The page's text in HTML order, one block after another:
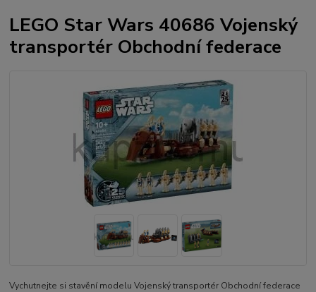
LEGO Star Wars 40686 Vojenský
transportér Obchodní federace
Vychutnejte si stavění modelu Vojenský transportér Obchodní federace